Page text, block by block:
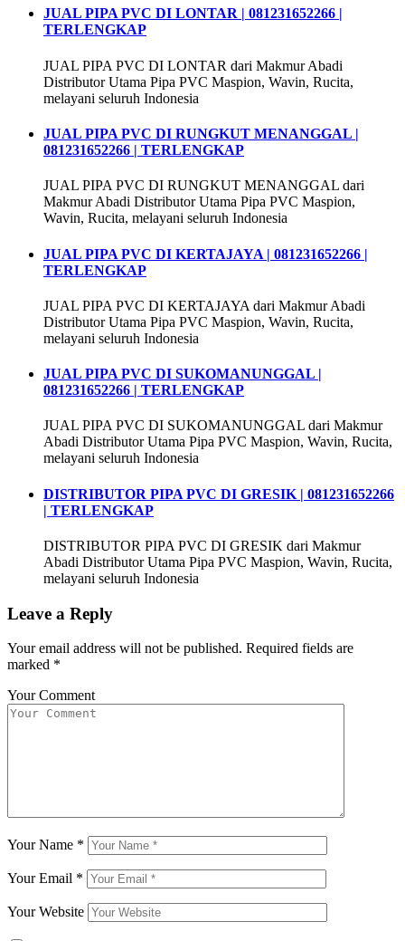
JUAL PIPA PVC DI LONTAR | 081231652266 |
TERLENGKAP
JUAL PIPA PVC DI LONTAR dari Makmur Abadi
Distributor Utama Pipa PVC Maspion, Wavin, Rucita,
melayani seluruh Indonesia
JUAL PIPA PVC DI RUNGKUT MENANGGAL |
081231652266 | TERLENGKAP
JUAL PIPA PVC DI RUNGKUT MENANGGAL dari
Makmur Abadi Distributor Utama Pipa PVC Maspion,
Wavin, Rucita, melayani seluruh Indonesia
JUAL PIPA PVC DI KERTAJAYA | 081231652266 |
TERLENGKAP
JUAL PIPA PVC DI KERTAJAYA dari Makmur Abadi
Distributor Utama Pipa PVC Maspion, Wavin, Rucita,
melayani seluruh Indonesia
JUAL PIPA PVC DI SUKOMANUNGGAL |
081231652266 | TERLENGKAP
JUAL PIPA PVC DI SUKOMANUNGGAL dari Makmur
Abadi Distributor Utama Pipa PVC Maspion, Wavin, Rucita,
melayani seluruh Indonesia
DISTRIBUTOR PIPA PVC DI GRESIK | 081231652266
| TERLENGKAP
DISTRIBUTOR PIPA PVC DI GRESIK dari Makmur
Abadi Distributor Utama Pipa PVC Maspion, Wavin, Rucita,
melayani seluruh Indonesia
Leave a Reply
Your email address will not be published. Required fields are
marked *
Your Comment
Your Name *
Your Email *
Your Website